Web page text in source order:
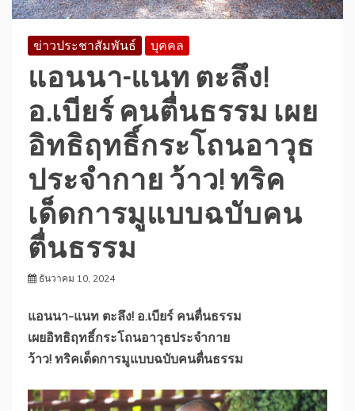
ข่าวประชาสัมพันธ์ บุคคล
แอนนา-แนท ตะลึง!
อ.เบียร์ คนตื่นธรรม เผย
อิทธิฤทธิ์กระโถนอาวุธ
ประจำกาย ว้าว! ทริค
เด็ดการมูแบบฉบับคน
ตื่นธรรม
ธันวาคม 10, 2024
แอนนา-แนท ตะลึง! อ.เบียร์ คนตื่นธรรม
เผยอิทธิฤทธิ์กระโถนอาวุธประจำกาย
ว้าว! ทริคเด็ดการมูแบบฉบับคนตื่นธรรม